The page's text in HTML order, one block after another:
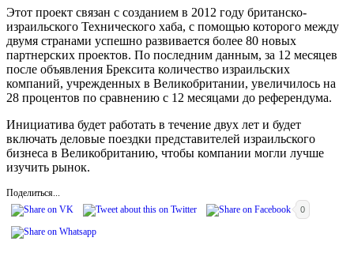
Этот проект связан с созданием в 2012 году британско-
израильского Технического хаба, с помощью которого между
двумя странами успешно развивается более 80 новых
партнерских проектов. По последним данным, за 12 месяцев
после объявления Брексита количество израильских
компаний, учрежденных в Великобритании, увеличилось на
28 процентов по сравнению с 12 месяцами до референдума.
Инициатива будет работать в течение двух лет и будет
включать деловые поездки представителей израильского
бизнеса в Великобританию, чтобы компании могли лучше
изучить рынок.
Поделиться...
0